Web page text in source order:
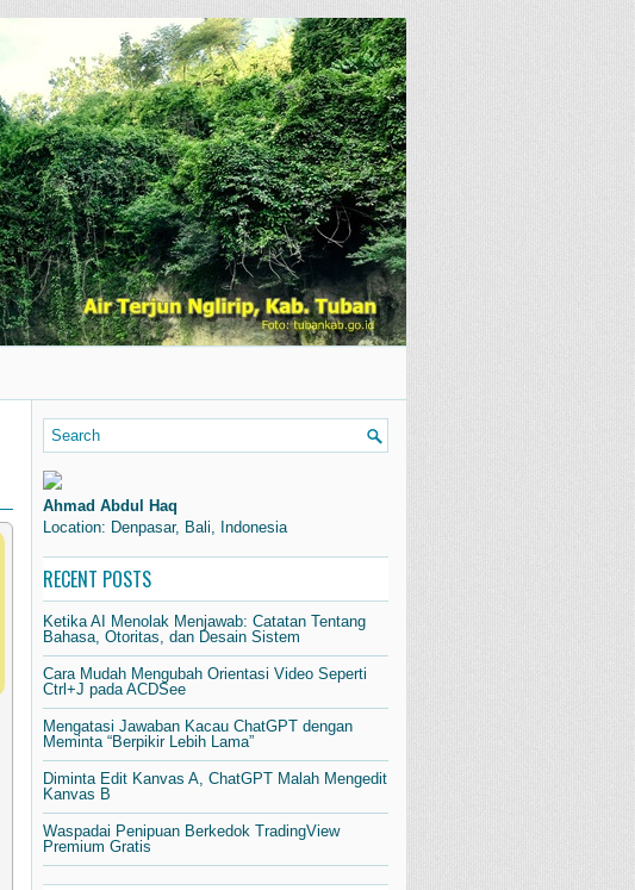
Ahmad Abdul Haq
Location: Denpasar, Bali, Indonesia
RECENT POSTS
Ketika AI Menolak Menjawab: Catatan Tentang
Bahasa, Otoritas, dan Desain Sistem
Cara Mudah Mengubah Orientasi Video Seperti
Ctrl+J pada ACDSee
Mengatasi Jawaban Kacau ChatGPT dengan
Meminta “Berpikir Lebih Lama”
Diminta Edit Kanvas A, ChatGPT Malah Mengedit
Kanvas B
Waspadai Penipuan Berkedok TradingView
Premium Gratis